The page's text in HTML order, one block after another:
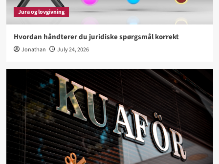
besøgende
4
Hvad bør du vide før køb af ny familiebil
5
Sport og hobby
Hvad gør en aktiv livsstil lettere at fastholde
Jura og lovgivning
Hvordan håndterer du juridiske spørgsmål korrekt
Jonathan July 24, 2026